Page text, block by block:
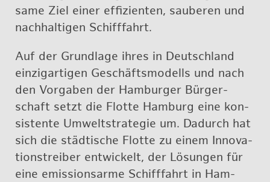
sa­me Ziel einer ef­fi­zi­en­ten, sau­be­ren und
nach­hal­ti­gen Schiff­fahrt.
Auf der Grund­la­ge ihres in Deutsch­land
ein­zig­ar­ti­gen Ge­schäfts­mo­dells und nach
den Vor­ga­ben der Ham­bur­ger Bür­ger­
schaft setzt die Flot­te Ham­burg eine kon­
sis­ten­te Um­welt­stra­te­gie um. Da­durch hat
sich die städ­ti­sche Flot­te zu einem In­no­va­
ti­ons­trei­ber ent­wi­ckelt, der Lö­sun­gen für
eine emis­si­ons­ar­me Schiff­fahrt in Ham­